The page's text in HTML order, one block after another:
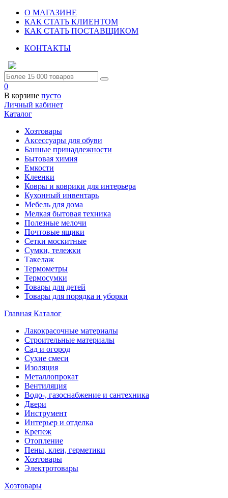
О МАГАЗИНЕ
КАК СТАТЬ КЛИЕНТОМ
КАК СТАТЬ ПОСТАВЩИКОМ
КОНТАКТЫ
0
В корзине пусто
Личный кабинет
Каталог
Хозтовары
Аксессуары для обуви
Банные принадлежности
Бытовая химия
Емкости
Клеенки
Ковры и коврики для интерьера
Кухонный инвентарь
Мебель для дома
Мелкая бытовая техника
Полезные мелочи
Почтовые ящики
Сетки москитные
Сумки, тележки
Такелаж
Термометры
Термосумки
Товары для детей
Товары для порядка и уборки
Главная Каталог
Лакокрасочные материалы
Строительные материалы
Сад и огород
Сухие смеси
Изоляция
Металлопрокат
Вентиляция
Водо-, газоснабжение и сантехника
Двери
Инструмент
Интерьер и отделка
Крепеж
Отопление
Пены, клеи, герметики
Хозтовары
Электротовары
Хозтовары